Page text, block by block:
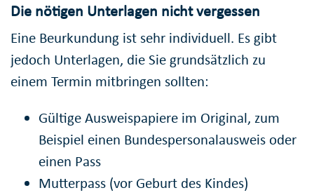
Die nötigen Unterlagen nicht vergessen
Eine Beurkundung ist sehr individuell. Es gibt
jedoch Unterlagen, die Sie grundsätzlich zu
einem Termin mitbringen sollten:
Gültige Ausweispapiere im Original, zum
Beispiel einen Bundespersonalausweis oder
einen Pass
Mutterpass (vor Geburt des Kindes)